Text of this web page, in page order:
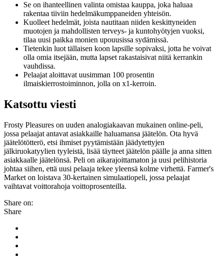
Se on ihanteellinen valinta omistaa kauppa, joka haluaa
rakentaa tiiviin hedelmäkumppaneiden yhteisön.
Kuolleet hedelmät, joista nautitaan niiden keskittyneiden
muotojen ja mahdollisten terveys- ja kuntohyötyjen vuoksi,
tilaa uusi paikka monien upouusissa sydämissä.
Tietenkin luot tällaisen koon lapsille sopivaksi, jotta he voivat
olla omia itsejään, mutta lapset rakastaisivat niitä kerrankin
vauhdissa.
Pelaajat aloittavat uusimman 100 prosentin
ilmaiskierrostoiminnon, jolla on x1-kerroin.
Katsottu viesti
Frosty Pleasures on uuden analogiakaavan mukainen online-peli,
jossa pelaajat antavat asiakkaille haluamansa jäätelön. Ota hyvä
jäätelötötterö, etsi ihmiset pyytämistään jäädytettyjen
jälkiruokatyylien tyyleistä, lisää täytteet jäätelön päälle ja anna sitten
asiakkaalle jäätelönsä. Peli on aikarajoittamaton ja uusi pelihistoria
johtaa siihen, että uusi pelaaja tekee yleensä kolme virhettä. Farmer's
Market on loistava 30-kertainen simulaatiopeli, jossa pelaajat
vaihtavat voittorahoja voittoprosenteilla.
Share on:
Share